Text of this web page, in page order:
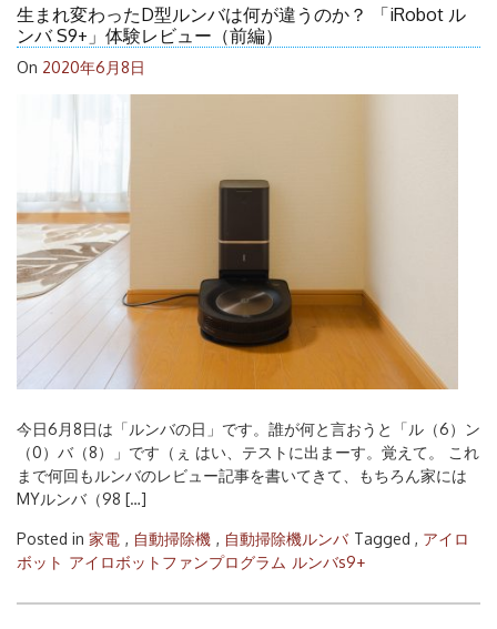
生まれ変わったD型ルンバは何が違うのか？ 「iRobot ル
ンバ S9+」体験レビュー（前編）
On 2020年6月8日
今日6月8日は「ルンバの日」です。誰が何と言おうと「ル（6）ン
（0）バ（8）」です（ぇ はい、テストに出まーす。覚えて。 これ
まで何回もルンバのレビュー記事を書いてきて、もちろん家には
MYルンバ（98 […]
Posted in 家電 , 自動掃除機 , 自動掃除機ルンバ Tagged , アイロ
ボット アイロボットファンプログラム ルンバs9+